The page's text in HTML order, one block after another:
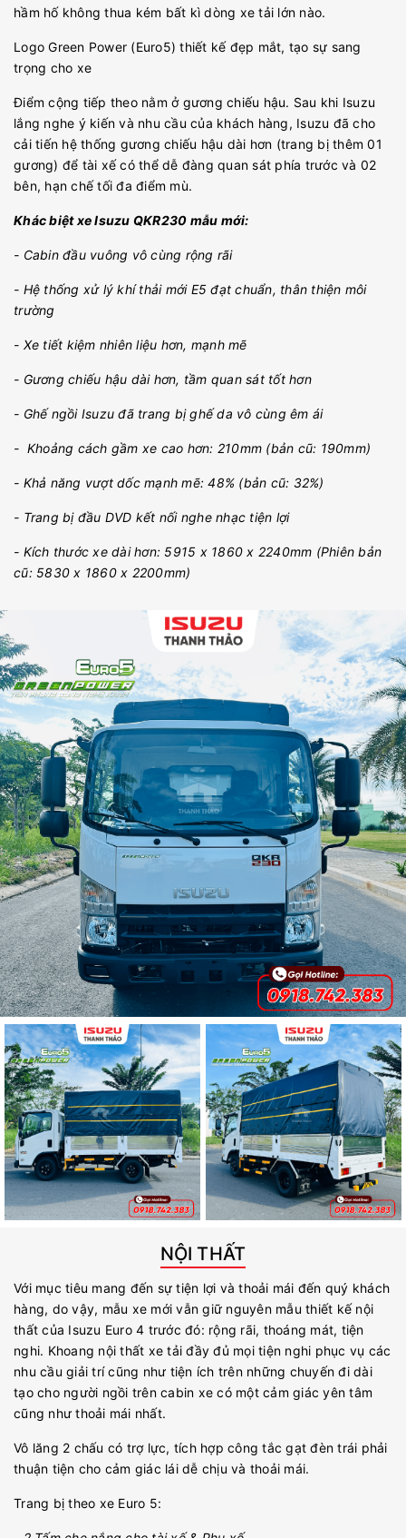
hầm hố không thua kém bất kì dòng xe tải lớn nào.
Logo Green Power (Euro5) thiết kế đẹp mắt, tạo sự sang
trọng cho xe
Điểm cộng tiếp theo nằm ở gương chiếu hậu. Sau khi Isuzu
lắng nghe ý kiến và nhu cầu của khách hàng, Isuzu đã cho
cải tiến hệ thống gương chiếu hậu dài hơn (trang bị thêm 01
gương) để tài xế có thể dễ đàng quan sát phía trước và 02
bên, hạn chế tối đa điểm mù.
Khác biệt xe Isuzu QKR230 mẫu mới:
- Cabin đầu vuông vô cùng rộng rãi
- Hệ thống xử lý khí thải mới E5 đạt chuẩn, thân thiện môi
trường
- Xe tiết kiệm nhiên liệu hơn, mạnh mẽ
- Gương chiếu hậu dài hơn, tầm quan sát tốt hơn
- Ghế ngồi Isuzu đã trang bị ghế da vô cùng êm ái
- Khoảng cách gầm xe cao hơn: 210mm (bản cũ: 190mm)
- Khả năng vượt dốc mạnh mẽ: 48% (bản cũ: 32%)
- Trang bị đầu DVD kết nối nghe nhạc tiện lợi
- Kích thước xe dài hơn: 5915 x 1860 x 2240mm (Phiên bản
cũ: 5830 x 1860 x 2200mm)
NỘI THẤT
Với mục tiêu mang đến sự tiện lợi và thoải mái đến quý khách
hàng, do vậy, mẫu xe mới vẫn giữ nguyên mẫu thiết kế nội
thất của Isuzu Euro 4 trước đó: rộng rãi, thoáng mát, tiện
nghi. Khoang nội thất xe tải đầy đủ mọi tiện nghi phục vụ các
nhu cầu giải trí cũng như tiện ích trên những chuyến đi dài
tạo cho người ngồi trên cabin xe có một cảm giác yên tâm
cũng như thoải mái nhất.
Vô lăng 2 chấu có trợ lực, tích hợp công tắc gạt đèn trái phải
thuận tiện cho cảm giác lái dễ chịu và thoải mái.
Trang bị theo xe Euro 5: